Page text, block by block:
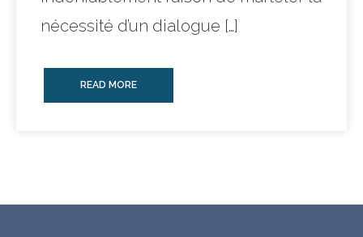
nécessité d’un dialogue […]
READ MORE